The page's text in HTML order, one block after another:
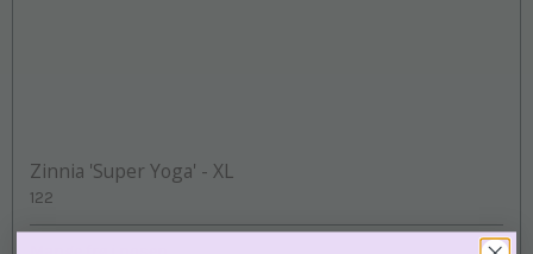
Zinnia 'Super Yoga' - XL
122